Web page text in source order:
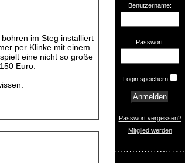
Benutzername:
Passwort:
Login speichern
Passwort vergessen?
Mitglied werden
im Steg installiert
per Klinke mit einem
eine nicht so große
Euro.